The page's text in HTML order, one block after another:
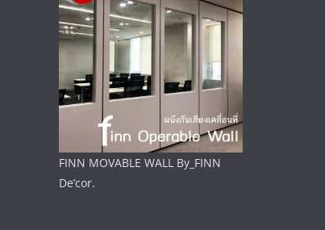
FINN MOVABLE WALL By_FINN
De’cor.